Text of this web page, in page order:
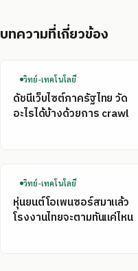
บทความที่เกี่ยวข้อง
วิทย์-เทคโนโลยี
ดัชนีเว็บไซต์ภาครัฐไทย วัด
อะไรได้บ้างด้วยการ crawl
วิทย์-เทคโนโลยี
หุ่นยนต์โอเพนซอร์สมาแล้ว
โรงงานไทยจะตามทันแค่ไหน